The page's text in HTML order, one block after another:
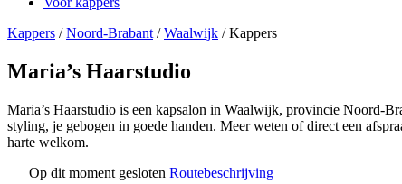
Kappers /Noord-Brabant /Waalwijk /Kappers
Maria’s Haarstudio
Maria’s Haarstudio is een kapsalon in Waalwijk, provincie Noord-
styling, je gebogen in goede handen. Meer weten of direct een
harte welkom.
Op dit moment gesloten Routebeschrijving